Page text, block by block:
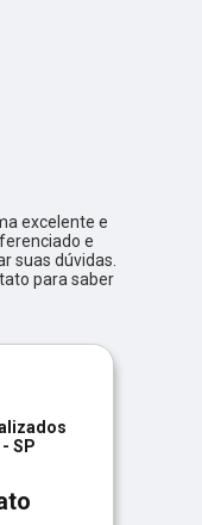
excelente e
e
suas dúvidas.
para saber
SP